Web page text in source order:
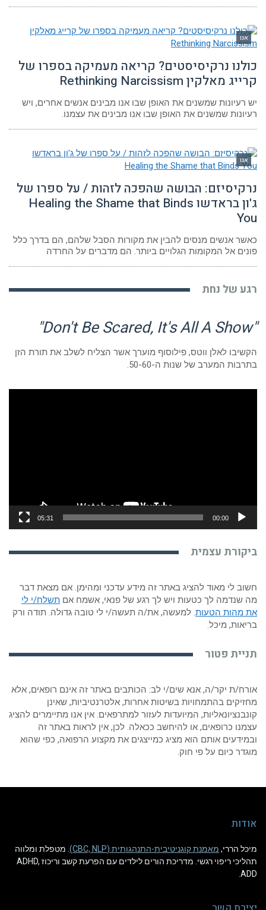
אגו
כולנו נרקיסיסטים? קריאה מעמיקה בספרו של
קרייג מאלקין Rethinking Narcissism
יש רעיונות שמשנים את האופן שבו אנו מבינים אנשים אחרים, ויש
רעיונות שמשנים את האופן שבו אנו מבינים את עצמנו.
אגו
נרקיסיזם: הבושה שהפכה לזהות / על ספרו של
ג'ון בראדשו Healing the Shame that Binds
You
כאשר אנשים מנסים להבין את מקורות הסבל שלהם, הם בדרך כלל
פונים אל המקומות הגלויים ביותר. הם מדברים על החרדה
רגע של נחת
"Don't Be Scared, It's All A Show"
הקשיבו לאלן ווטס, פילוסוף מוערך אשר הצליח לשלב את תורת הזן
בתרבות המערב של שנות ה-50-60.
00:00
05:31
ביקורת עצמית
חשוב לי מאוד להציג באתר זה מידע עדכני ומהימן. אם מצאת דבר
מה שנדמה לך כטעות ויש לך רגע של פנאי, אשמח אם תשלח/י לי
את מהות הטעות . למעשה, את/ה תעשה/י לי טובה גדולה. תודה ורק
בריאות, מיכל.
תניית פטור
אורח/ת יקר/ה, אנא שים/י לב: הכותבים באתר זה אינם רופאים, אלא
מחזיקים בהתמחויות בשיטות אחרות, אלטרנטיביות, שאינן
קונבנציונאליות, המיועדות לעזור למתרפאים. אין אנו מתיימרים להציג
עצמנו כרופאים, או להיחשב ככאלה. לכן, אין לראות באתר זה
ובמידעים אותם הוא מציג כמייצגים את מקצוע הרפואה, כפי שהוא
מוגדר כיום על פי חוק.
אודות
מיכל הררי, מאמנת קוגניטיבית-התנהגותית (CBC, NLP)
. מטפלת ומלווה
תהליכי ריפוי רגשי. מדריכת הורים לילדים עם הפרעת קשב וריכוז ADHD,
ADD.